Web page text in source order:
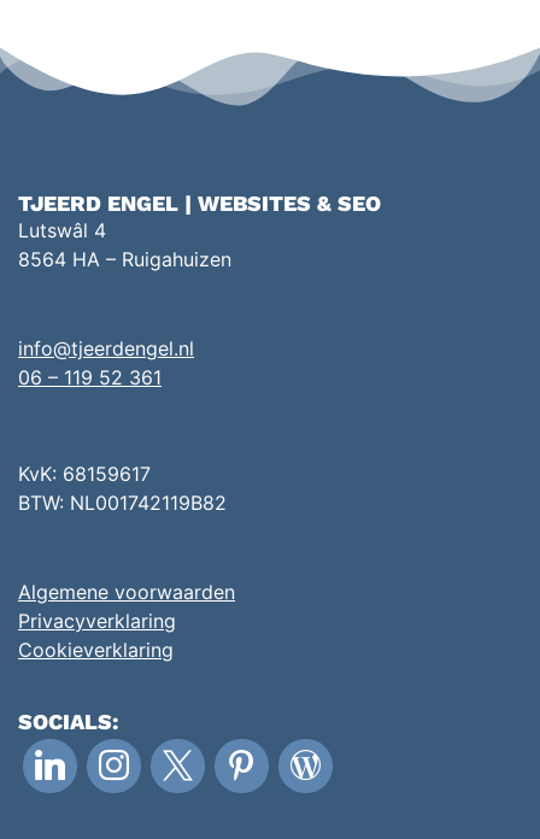
TJEERD ENGEL | WEBSITES & SEO
Lutswâl 4
8564 HA – Ruigahuizen
info@tjeerdengel.nl
06 – 119 52 361
KvK: 68159617
BTW: NL001742119B82
Algemene voorwaarden
Privacyverklaring
Cookieverklaring
SOCIALS:
linkedininstagram
x pinterestwordpress